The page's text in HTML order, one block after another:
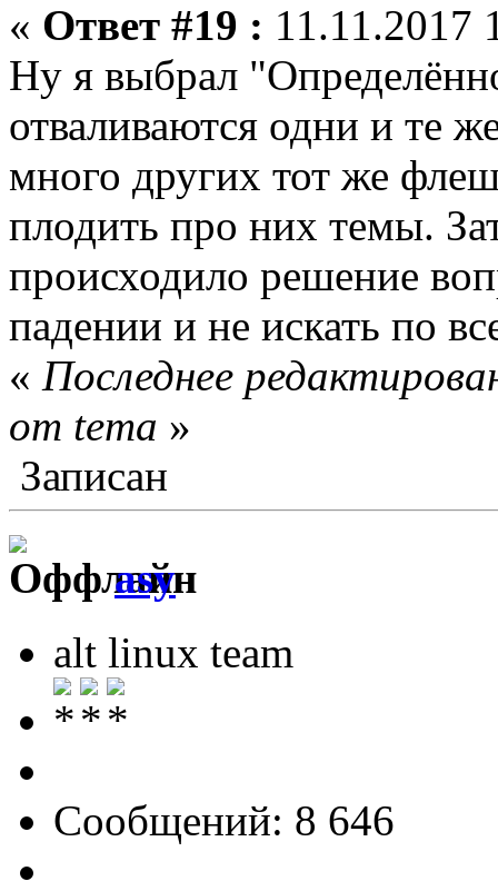
« Ответ #19 : 11.11.2017
Ну я выбрал
отваливаются одни и те
много других тот же
плодить про них темы.
происходило решение
падении и не искать по
« Последнее
от tema »
Записан
asy
alt linux team
Сообщений: 8 646